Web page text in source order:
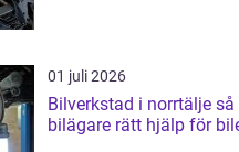
01 juli 2026
Bilverkstad i norrtälje så hittar
bilägare rätt hjälp för